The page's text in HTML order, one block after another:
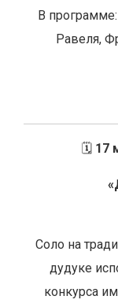
В
Равеля,
🗓️ 17
Соло на
дудуке
конкурса